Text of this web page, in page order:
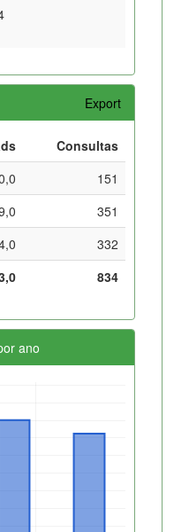
Export
Consultas
151
351
332
834
ano